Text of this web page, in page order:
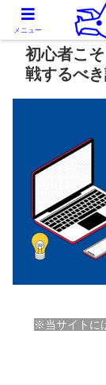
初心者こ
戦するべき
※当サイトに
メニュー